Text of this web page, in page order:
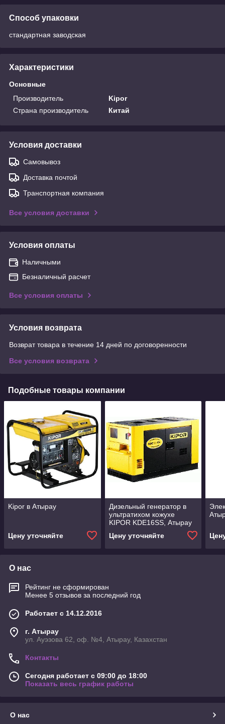
Способ упаковки
стандартная заводская
Характеристики
Основные
Производитель
Kipor
Страна производитель
Китай
Условия доставки
Самовывоз
Доставка почтой
Транспортная компания
Все условия доставки
Условия оплаты
Наличными
Безналичный расчет
Все условия оплаты
Условия возврата
Возврат товара в течение 14 дней по договоренности
Все условия возврата
Подобные товары компании
Kipor в Атырау
Цену уточняйте
Дизельный генератор в
ультратихом кожухе
KIPOR KDE16SS, Атырау
Цену уточняйте
О нас
Рейтинг не сформирован
Менее 5 отзывов за последний год
Работает с 14.12.2016
г. Атырау
ул. Ауэзова 62, оф. №4, Атырау, Казахстан
Контакты
Сегодня работает с 09:00 до 18:00
Показать весь график работы
О нас